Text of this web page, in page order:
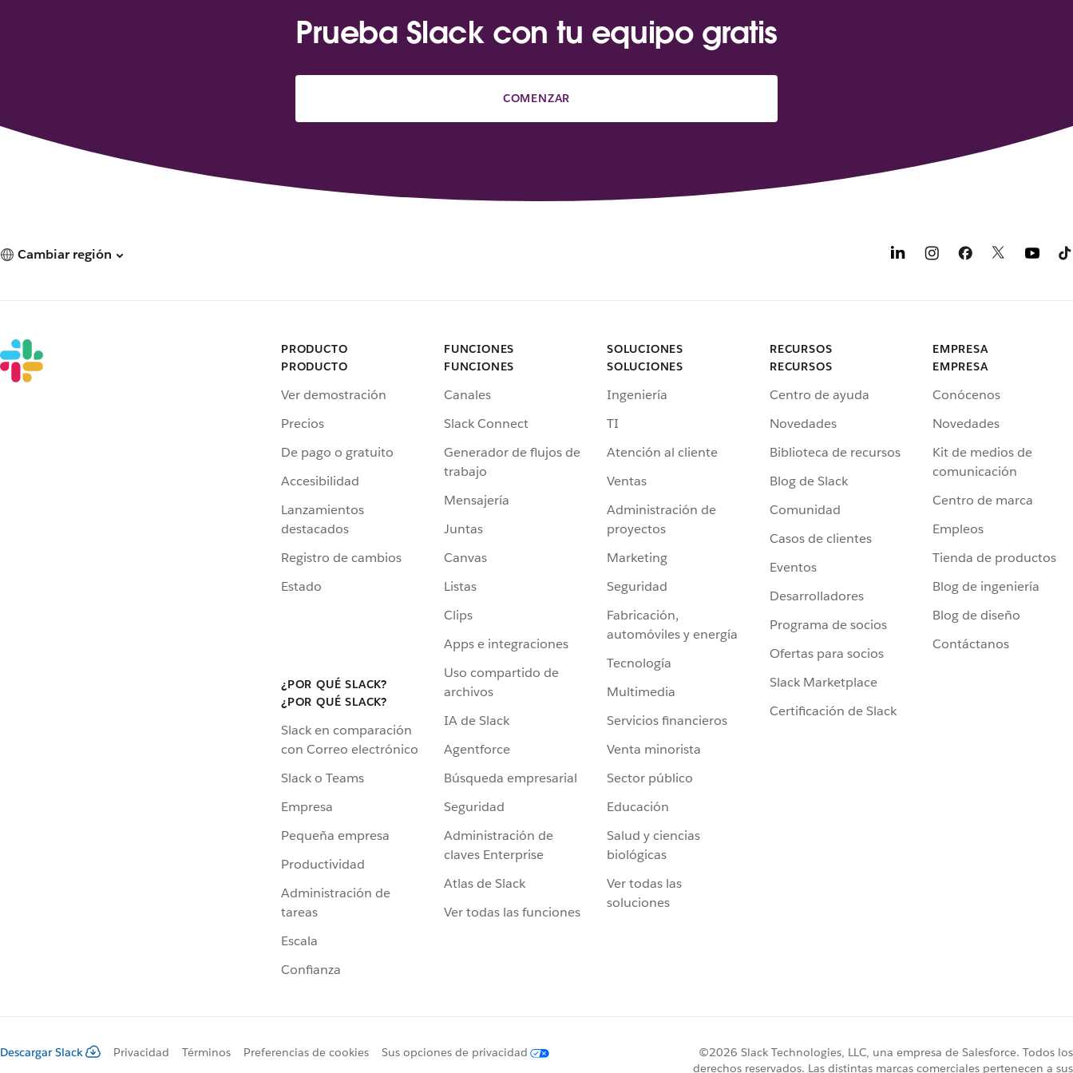
Prueba Slack con tu equipo gratis
COMENZAR
Cambiar región
PRODUCTO
PRODUCTO
Ver demostración
Precios
De pago o gratuito
Accesibilidad
Lanzamientos
destacados
Registro de cambios
Estado
¿POR QUÉ SLACK?
¿POR QUÉ SLACK?
Slack en comparación
con Correo electrónico
Slack o Teams
Empresa
Pequeña empresa
Productividad
Administración de
tareas
Escala
Confianza
FUNCIONES
FUNCIONES
Canales
Slack Connect
Generador de flujos de
trabajo
Mensajería
Juntas
Canvas
Listas
Clips
Apps e integraciones
Uso compartido de
archivos
IA de Slack
Agentforce
Búsqueda empresarial
Seguridad
Administración de
claves Enterprise
Atlas de Slack
Ver todas las funciones
SOLUCIONES
SOLUCIONES
Ingeniería
TI
Atención al cliente
Ventas
Administración de
proyectos
Marketing
Seguridad
Fabricación,
automóviles y energía
Tecnología
Multimedia
Servicios financieros
Venta minorista
Sector público
Educación
Salud y ciencias
biológicas
Ver todas las
soluciones
RECURSOS
RECURSOS
Centro de ayuda
Novedades
Biblioteca de recursos
Blog de Slack
Comunidad
Casos de clientes
Eventos
Desarrolladores
Programa de socios
Ofertas para socios
Slack Marketplace
Certificación de Slack
EMPRESA
EMPRESA
Conócenos
Novedades
Kit de medios de
comunicación
Centro de marca
Empleos
Tienda de productos
Blog de ingeniería
Blog de diseño
Contáctanos
Descargar Slack Privacidad Términos Preferencias de cookies Sus opciones de privacidad
©2026 Slack Technologies, LLC, una empresa de Salesforce. Todos los
derechos reservados. Las distintas marcas comerciales pertenecen a sus